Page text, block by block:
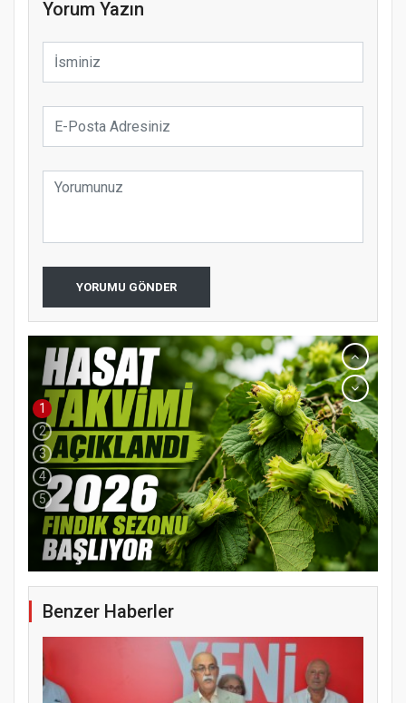
Yorum Yazın
YORUMU GÖNDER
1
2
3
4
5
Benzer Haberler